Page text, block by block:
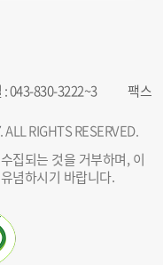
:043-830-3222~3
팩스
. ALL RIGHTS RESERVED.
집되는 것을 거부하며, 이
념하시기 바랍니다.